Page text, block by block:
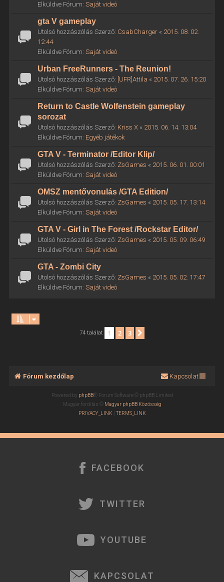
Elküldve Fórum: Saját videó
gta V gameplay
Utolsó hozzászólás Szerző: CsabCharger« 2015. 08. 02.
12:44
Elküldve Fórum: Saját videó
Urban FreeRunners - The Reunion!
Utolsó hozzászólás Szerző: [UFR]Attila « 2015. 07. 26. 15:20
Elküldve Fórum: Saját videó
Return to Castle Wolfenstein gameplay
sorozat
Utolsó hozzászólás Szerző: Kriss X« 2015. 06. 14. 13:04
Elküldve Fórum: Egyéb játékok
GTA V - Terminator /Editor Klip/
Utolsó hozzászólás Szerző: ZsGames « 2015. 06. 01. 00:01
Elküldve Fórum: Saját videó
OMSZ mentővonulás /GTA Edition/
Utolsó hozzászólás Szerző: ZsGames « 2015. 05. 17. 13:14
Elküldve Fórum: Saját videó
GTA V - Girl in The Forest /Rockstar Editor/
Utolsó hozzászólás Szerző: ZsGames « 2015. 05. 09. 06:49
Elküldve Fórum: Saját videó
GTA - Zombi City
Utolsó hozzászólás Szerző: ZsGames « 2015. 05. 02. 17:47
Elküldve Fórum: Saját videó
74 találat 1 2 3
Fórum kezdőlap Kapcsolat
Powered by phpBB® Forum Software © phpBB Limited
Magyar fordítás ©
Magyar phpBB Közösség
PRIVACY_LINK| TERMS_LINK
FACEBOOK
TWITTER
YOUTUBE
KAPCSOLAT